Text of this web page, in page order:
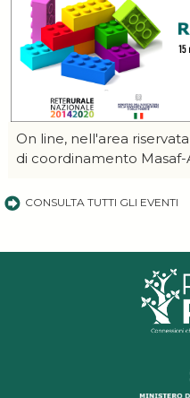
On line, nell'area
di coordinamento Masaf-
CONSULTA TUTTI GLI EVENTI